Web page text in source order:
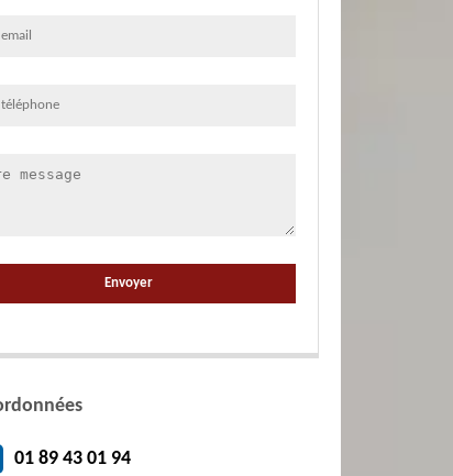
01 89 43 01 94